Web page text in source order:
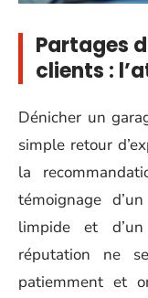
Partages
clients :
Dénicher un
simple retour
la
témoignage
limpide et
réputation ne
patiemment et